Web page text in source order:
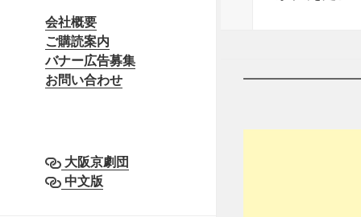
会社概要
ご購読案内
バナー広告募集
お問い合わせ
大阪京劇団
中文版